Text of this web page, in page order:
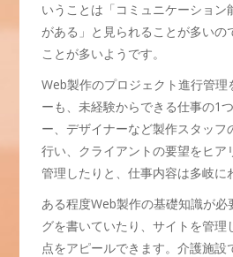
いうことは「コミュニケーション
がある」と見られることが多いの
ことが多いようです。
Web製作のプロジェクト進行管理
ーも、未経験からできる仕事の1
ー、デザイナーなど製作スタッフ
行い、クライアントの要望をヒア
管理したりと、仕事内容は多岐に
ある程度Web製作の基礎知識が必
グを書いていたり、サイトを管理
点をアピールできます。介護施